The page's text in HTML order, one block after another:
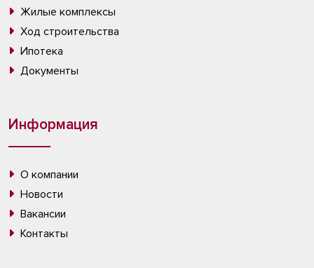
Жилые комплексы
Ход строительства
Ипотека
Документы
Информация
О компании
Новости
Вакансии
Контакты